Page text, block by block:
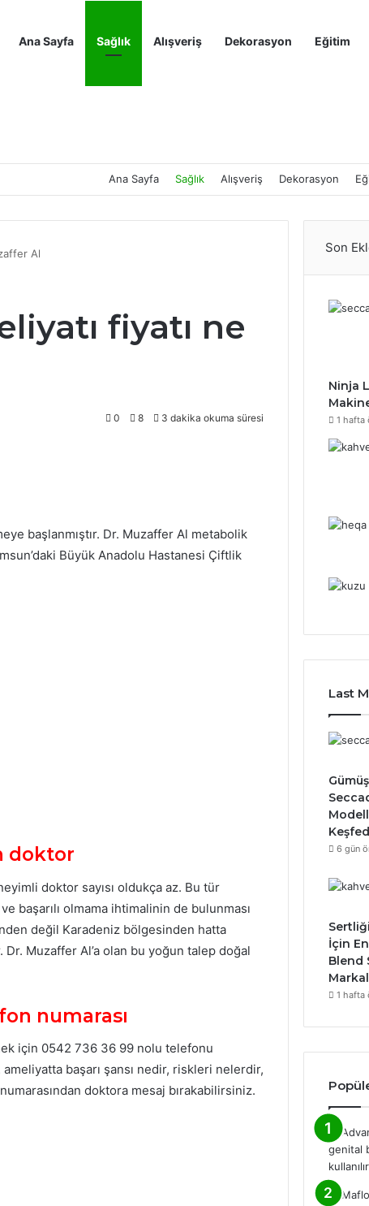
Ana Sayfa Sağlık Alışveriş Dekorasyon Eğitim
Ana Sayfa Sağlık Alışveriş Dekorasyon
Al
fiyatı ne
0 8 3 dakika okuma süresi
başlanmıştır. Dr. Muzaffer Al metabolik
Büyük Anadolu Hastanesi Çiftlik
doktor
doktor sayısı oldukça az. Bu tür
başarılı olmama ihtimalinin de bulunması
değil Karadeniz bölgesinden hatta
Muzaffer Al’a olan bu yoğun talep doğal
numarası
için 0542 736 36 99 nolu telefonu
başarı şansı nedir, riskleri nelerdir,
doktora mesaj bırakabilirsiniz.
Son
Ninja
1 hafta
Last
6 gün
İçin
Blend
1 hafta